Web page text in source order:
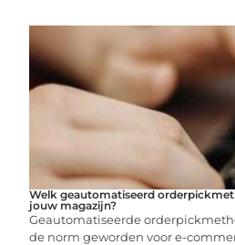
Welk geautomatiseerd
jouw magazijn?
Geautomatiseerde
de norm geworden voor e-